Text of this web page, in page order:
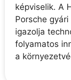
képviselik. A
Porsche
igazolja
folyamatos
a